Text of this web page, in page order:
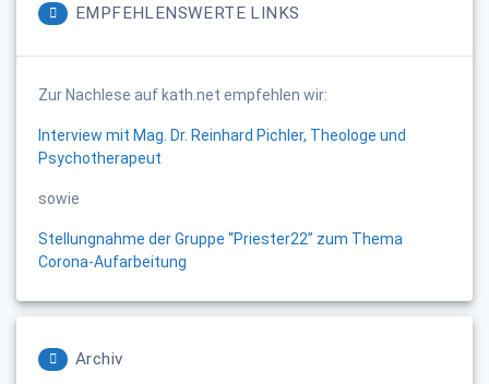
EMPFEHLENSWERTE LINKS
Zur Nachlese auf kath.net empfehlen wir:
Interview mit Mag. Dr. Reinhard Pichler, Theologe und
Psychotherapeut
sowie
Stellungnahme der Gruppe “Priester22” zum Thema
Corona-Aufarbeitung
Archiv